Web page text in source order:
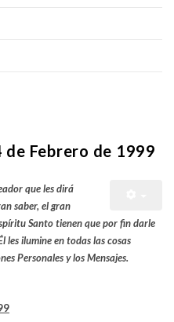
de Febrero de 1999
que les dirá
saber, el gran
Santo tienen que por fin darle
les ilumine en todas las cosas
Personales y los Mensajes.